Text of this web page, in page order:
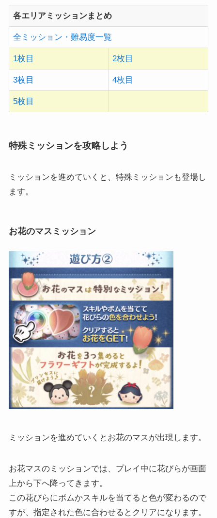
各エリアミッションまとめ
全ミッション・難易度一覧
1枚目 2枚目
3枚目 4枚目
5枚目
特殊ミッションを攻略しよう
ミッションを進めていくと、特殊ミッションも登場し
ます。
お花のマスミッション
ミッションを進めていくとお花のマスが出現します。
お花マスのミッションでは、プレイ中に花びらが画面
上から下へ降ってきます。
この花びらにボムかスキルを当てると色が変わるので
すが、指定された色に合わせるとクリアになります。